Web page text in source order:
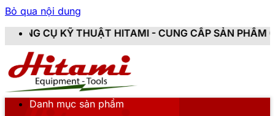
Bỏ qua nội dung
HITAMI - CUNG CẤP SẢN PHẨM CHÍNH HÃNG, MỚI
Danh mục sản phẩm